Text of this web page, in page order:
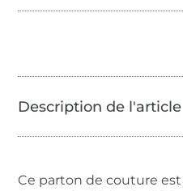
Ce parton de couture